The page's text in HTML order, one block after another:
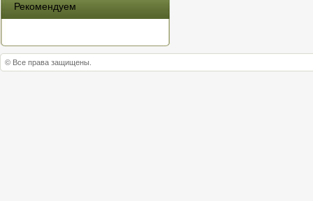
Рекомендуем
© Все права защищены.